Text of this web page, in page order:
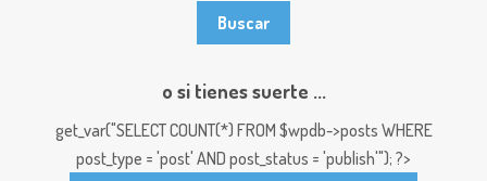
o si tienes suerte ...
get_var("SELECT COUNT(*) FROM $wpdb->posts WHERE
post_type = 'post' AND post_status = 'publish'"); ?>